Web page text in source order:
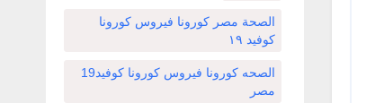
الصحة مصر كورونا فيروس كورونا
كوفيد ١٩
الصحه كورونا فيروس كورونا كوفيد19
مصر